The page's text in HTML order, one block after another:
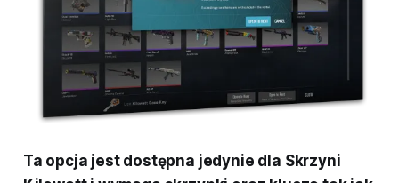
Ta opcja jest dostępna jedynie dla Skrzyni